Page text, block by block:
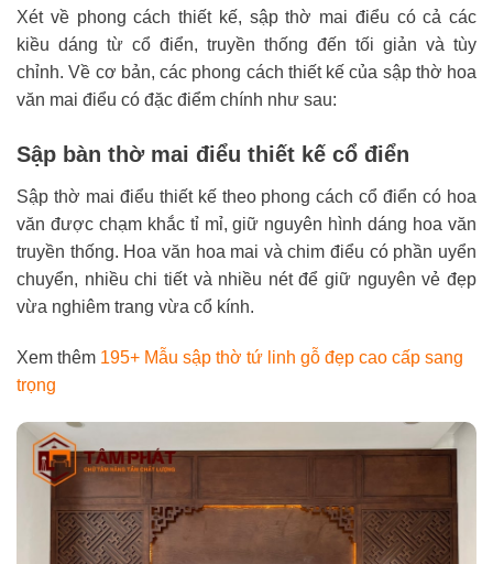
Xét về phong cách thiết kế, sập thờ mai điểu có cả các
kiều dáng từ cổ điển, truyền thống đến tối giản và tùy
chỉnh. Về cơ bản, các phong cách thiết kế của sập thờ hoa
văn mai điểu có đặc điểm chính như sau:
Sập bàn thờ mai điểu thiết kế cổ điển
Sập thờ mai điểu thiết kế theo phong cách cổ điển có hoa
văn được chạm khắc tỉ mỉ, giữ nguyên hình dáng hoa văn
truyền thống. Hoa văn hoa mai và chim điểu có phần uyển
chuyển, nhiều chi tiết và nhiều nét để giữ nguyên vẻ đẹp
vừa nghiêm trang vừa cổ kính.
Xem thêm 195+ Mẫu sập thờ tứ linh gỗ đẹp cao cấp sang
trọng